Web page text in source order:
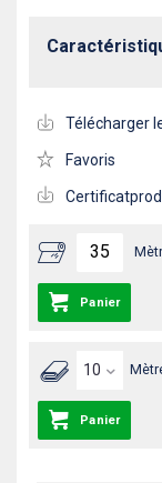
Panier
Panier
Télécharger
Favoris